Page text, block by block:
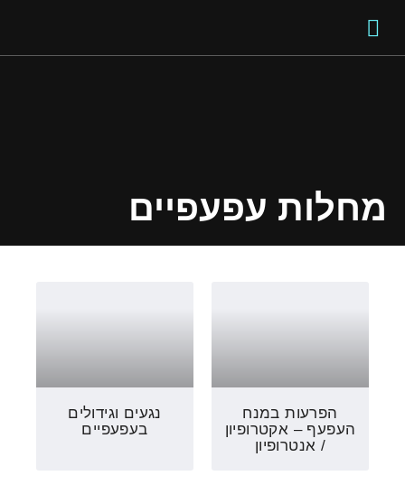
מחלות עפעפיים
הפרעות במנח
העפעף – אקטרופיון
/ אנטרופיון
נגעים וגידולים
בעפעפיים